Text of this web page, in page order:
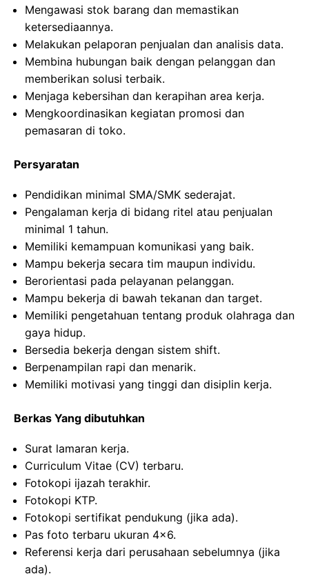
Mengawasi stok barang dan memastikan
ketersediaannya.
Melakukan pelaporan penjualan dan analisis data.
Membina hubungan baik dengan pelanggan dan
memberikan solusi terbaik.
Menjaga kebersihan dan kerapihan area kerja.
Mengkoordinasikan kegiatan promosi dan
pemasaran di toko.
Persyaratan
Pendidikan minimal SMA/SMK sederajat.
Pengalaman kerja di bidang ritel atau penjualan
minimal 1 tahun.
Memiliki kemampuan komunikasi yang baik.
Mampu bekerja secara tim maupun individu.
Berorientasi pada pelayanan pelanggan.
Mampu bekerja di bawah tekanan dan target.
Memiliki pengetahuan tentang produk olahraga dan
gaya hidup.
Bersedia bekerja dengan sistem shift.
Berpenampilan rapi dan menarik.
Memiliki motivasi yang tinggi dan disiplin kerja.
Berkas Yang dibutuhkan
Surat lamaran kerja.
Curriculum Vitae (CV) terbaru.
Fotokopi ijazah terakhir.
Fotokopi KTP.
Fotokopi sertifikat pendukung (jika ada).
Pas foto terbaru ukuran 4×6.
Referensi kerja dari perusahaan sebelumnya (jika
ada).